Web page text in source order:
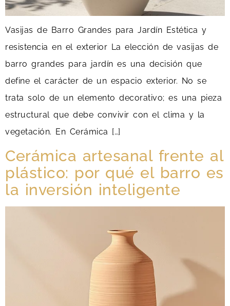
Vasijas de Barro Grandes para Jardín Estética y
resistencia en el exterior La elección de vasijas de
barro grandes para jardín es una decisión que
define el carácter de un espacio exterior. No se
trata solo de un elemento decorativo; es una pieza
estructural que debe convivir con el clima y la
vegetación. En Cerámica […]
Cerámica artesanal frente al
plástico: por qué el barro es
la inversión inteligente